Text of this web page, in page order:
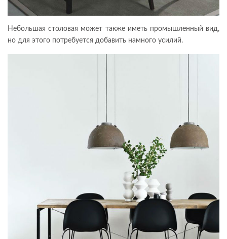
Небольшая столовая может также иметь промышленный вид,
но для этого потребуется добавить намного усилий.